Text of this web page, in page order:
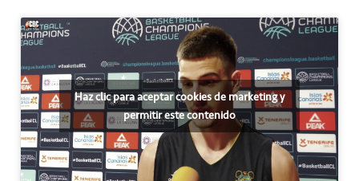
Haz clic para aceptar cookies de marketing y
permitir este contenido